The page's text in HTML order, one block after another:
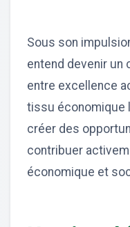
Sous son
entend devenir un
entre excellence
tissu économique
créer des
contribuer
économique et